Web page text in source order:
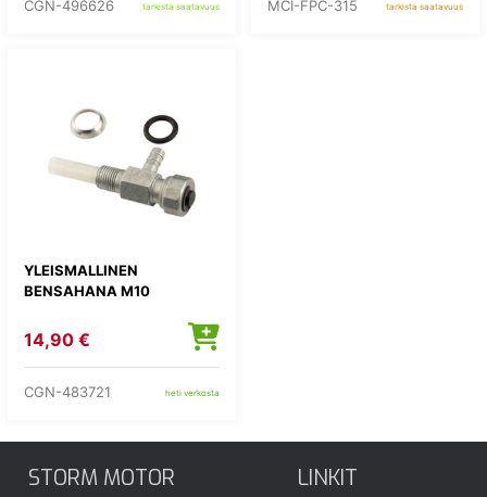
CGN-496626 tarkista saatavuus MCI-FPC-315 tarkista saatavuus
YLEISMALLINEN
BENSAHANA M10
14,90 €
CGN-483721 heti verkosta
STORM MOTOR LINKIT